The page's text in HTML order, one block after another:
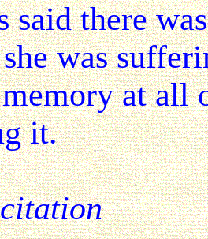
there was
was
at all
it.